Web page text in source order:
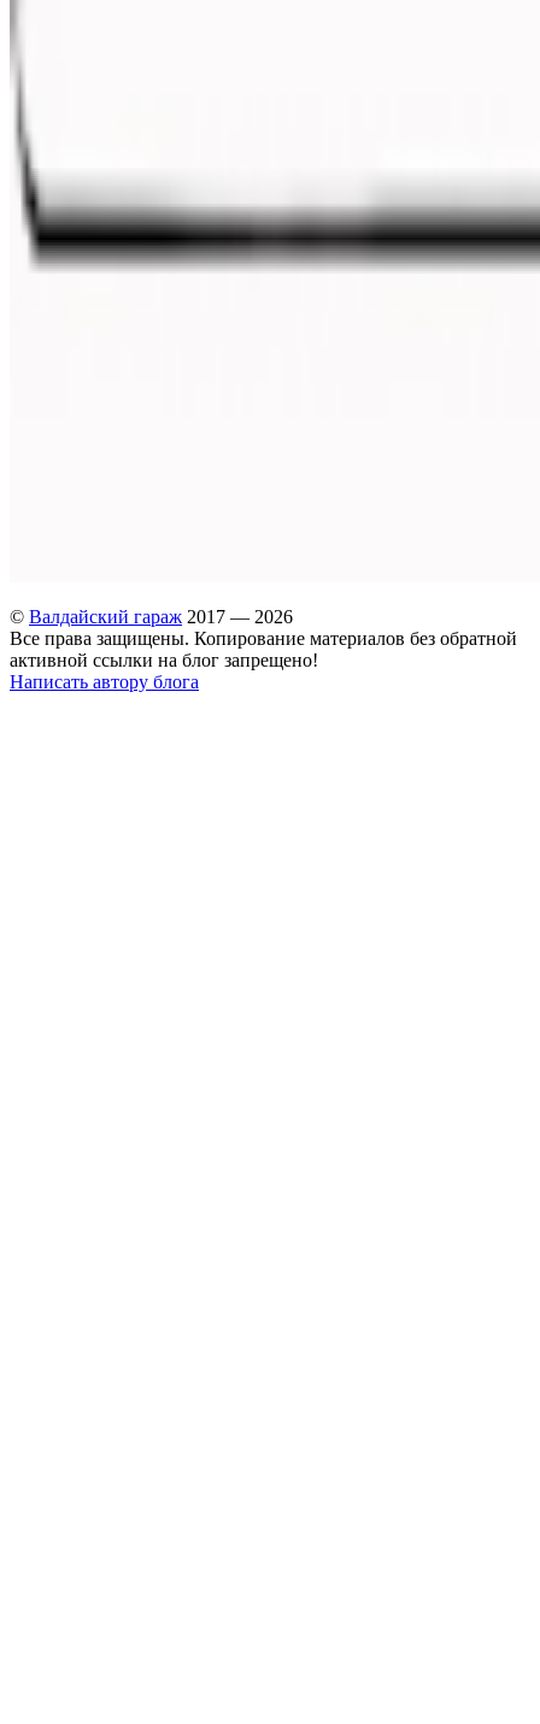
© Валдайский гараж 2017 — 2026
Все права защищены. Копирование материалов без обратной
активной ссылки на блог запрещено!
Написать автору блога